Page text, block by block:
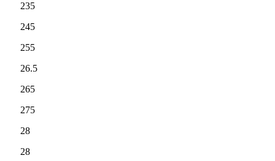
235
245
255
26.5
265
275
28
28